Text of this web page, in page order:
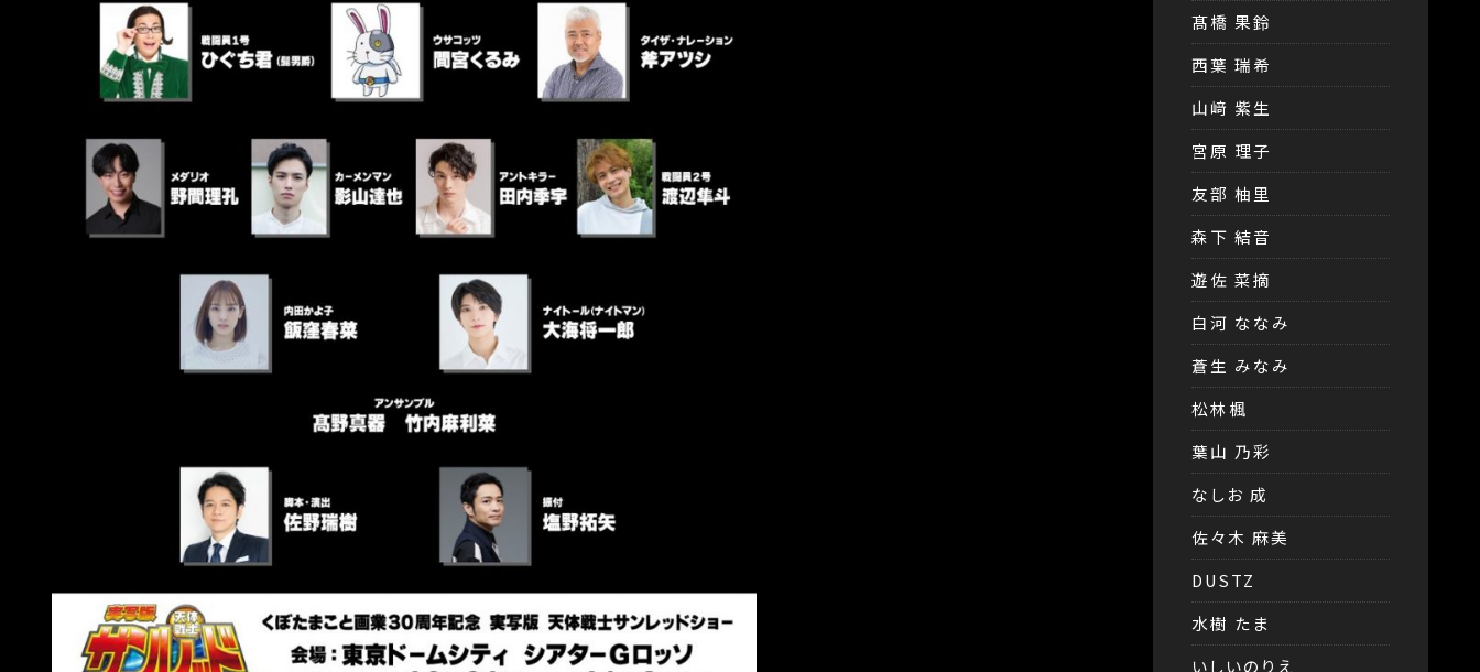
髙橋 果鈴
西葉 瑞希
山﨑 紫生
宮原 理子
友部 柚里
森下 結音
遊佐 菜摘
白河 ななみ
蒼生 みなみ
松林楓
葉山 乃彩
なしお 成
佐々木 麻美
DUSTZ
水樹 たま
いしいのりえ